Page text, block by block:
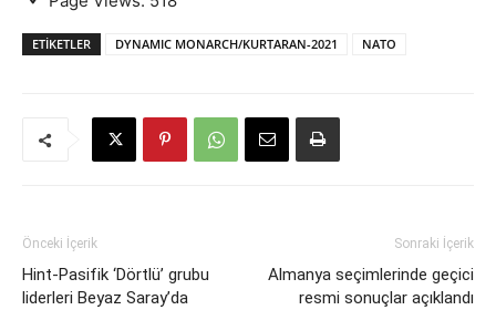
ETIKETLER DYNAMIC MONARCH/KURTARAN-2021 NATO
Önceki İçerik
Hint-Pasifik ‘Dörtlü’ grubu
liderleri Beyaz Saray’da
Sonraki İçerik
Almanya seçimlerinde geçici
resmi sonuçlar açıklandı